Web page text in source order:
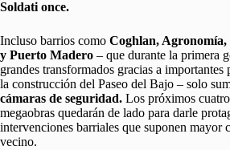
Soldati once.
Incluso barrios como Coghlan,
y Puerto Madero – que durante la primera
grandes transformados gracias a importantes
la construcción del Paseo del Bajo – solo
cámaras de seguridad. Los próximos
megaobras quedarán de lado para darle
intervenciones barriales que suponen mayor
vecino.